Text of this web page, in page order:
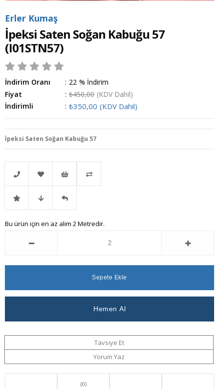
Erler Kumaş
İpeksi Saten Soğan Kabuğu 57
(I01STN57)
İndirim Oranı : %
22
İndirim
Fiyat
: ₺450,00 (KDV Dahil)
İndirimli
: ₺350,00 (KDV Dahil)
İpeksi Saten Soğan Kabuğu 57
Telefonla
Sipariş
Favorilere
Ekle
İstek
Listeme
İndirimli Fiyat
Ver
Gelince
Bu ürün için en az alım 2 Metredir.
Tavsiye Et
Yorum Yaz
(0)